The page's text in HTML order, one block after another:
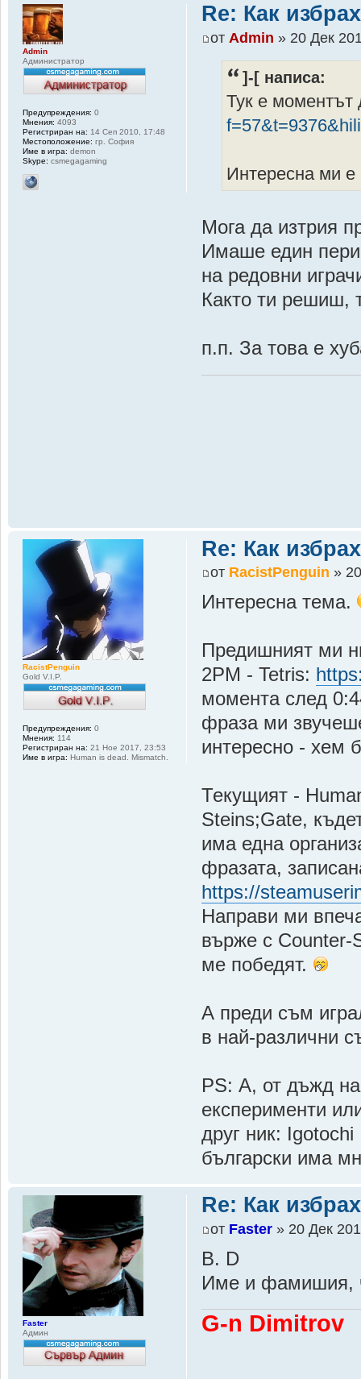
Re: Как
от Admin » 20 Дек
]-[ написа:
Тук е моментът
Интересна ми е
Мога да изтрия
Имаше един
на редовни
Както ти решиш,
п.п. За това е
Admin
Администратор
Предупреждения: 0
Мнения: 4093
Регистриран на: 14 Сеп 2010, 17:48
Местоположение: гр. София
Име в игра: demon
Skype: csmegagaming
Re: Как
от RacistPenguin »
Интересна тема.
Предишният ми
2PM - Tetris:
момента след
фраза ми
интересно - хем
Текущият -
Steins;Gate,
има една
фразата,
https://
Направи ми
върже с Counter-
ме победят.
А преди съм
в най-различни
PS: А, от дъжд
експерименти
друг ник:
български има
RacistPenguin
Gold V.I.P.
Предупреждения: 0
Мнения: 114
Регистриран на: 21 Ное 2017, 23:53
Име в игра: Human is dead. Mismatch.
Re: Как
от Faster » 20 Дек
B. D
Име и фамишия,
G-n Dimitrov
Faster
Админ